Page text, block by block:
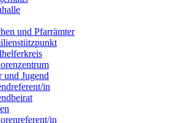
und Pfarrämter
Jugend
in
in